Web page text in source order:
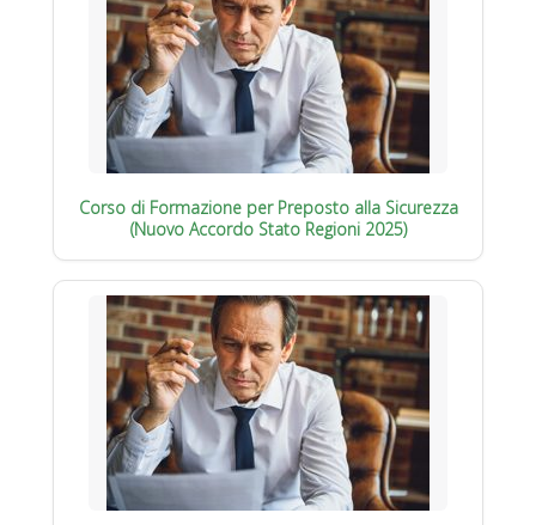
Corso di Formazione per Preposto alla Sicurezza
(Nuovo Accordo Stato Regioni 2025)